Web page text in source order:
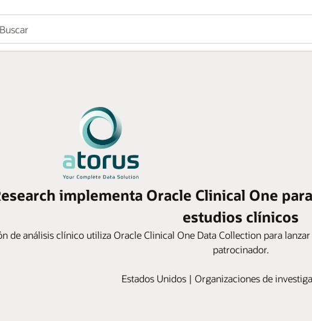
implementa Oracle Clinical One
estudios clínicos
de análisis clínico utiliza Oracle Clinical One Data Collection para
patrocinador.
Estados Unidos | Organizaciones de